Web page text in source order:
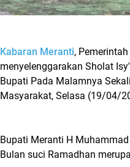
Kabaran Meranti,
menyelenggarakan Sholat
Bupati Pada Malamnya
Masyarakat, Selasa (19/04/
Bupati Meranti H
Bulan suci Ramadhan